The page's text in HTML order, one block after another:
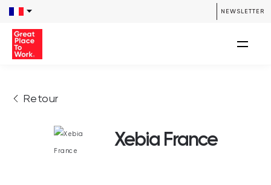
NEWSLETTER
Retour
Xebia France